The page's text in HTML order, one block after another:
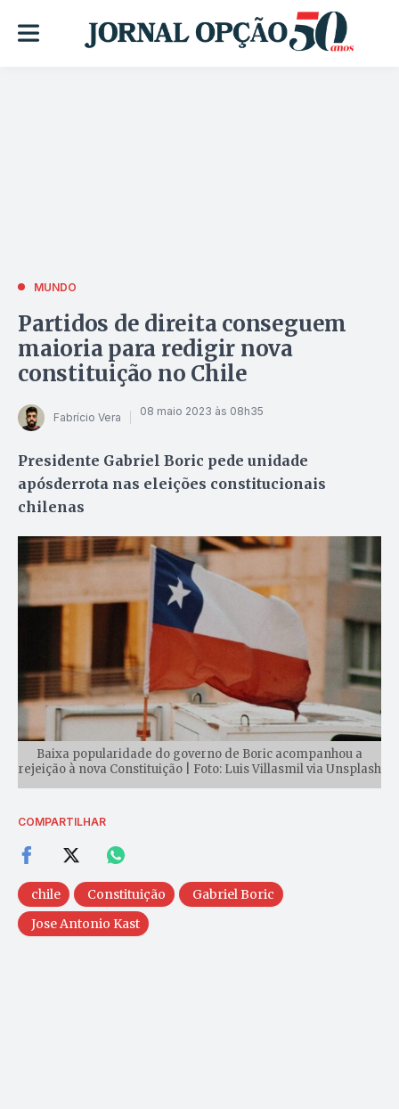
MUNDO
Partidos de direita conseguem
maioria para redigir nova
constituição no Chile
Fabrício Vera 08 maio 2023 às 08h35
Presidente Gabriel Boric pede unidade
apósderrota nas eleições constitucionais
chilenas
Baixa popularidade do governo de Boric acompanhou a
rejeição à nova Constituição | Foto: Luis Villasmil via Unsplash
COMPARTILHAR
chile Constituição
Gabriel Boric
Jose Antonio Kast